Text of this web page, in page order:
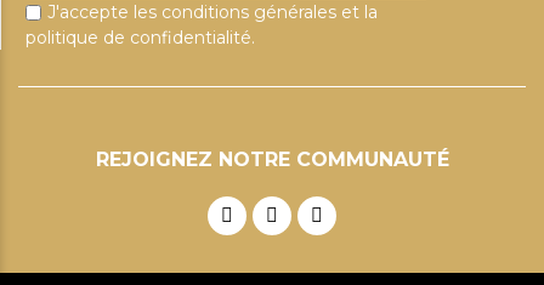
J'accepte les conditions générales et la
politique de confidentialité.
REJOIGNEZ NOTRE COMMUNAUTÉ